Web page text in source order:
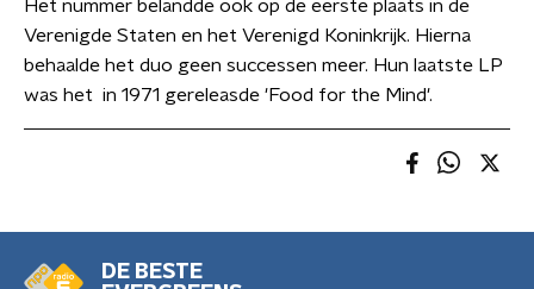
Het nummer belandde ook op de eerste plaats in de
Verenigde Staten en het Verenigd Koninkrijk. Hierna
behaalde het duo geen successen meer. Hun laatste LP
was het in 1971 gereleasde 'Food for the Mind'.
DE BESTE